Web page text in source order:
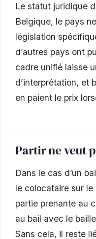
Le statut juridique
Belgique, le pays
législation
d’autres pays ont
cadre unifié laisse
d’interprétation, et
en paient le prix
Partir ne veut
Dans le cas d’un
le colocataire sur
partie prenante au
au bail avec le
Sans cela, il reste